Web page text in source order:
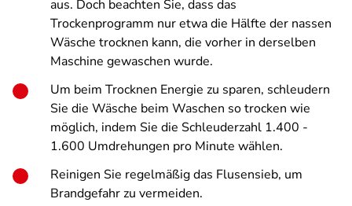
aus. Doch beachten Sie, dass das
Trockenprogramm nur etwa die Hälfte der nassen
Wäsche trocknen kann, die vorher in derselben
Maschine gewaschen wurde.
Um beim Trocknen Energie zu sparen, schleudern
Sie die Wäsche beim Waschen so trocken wie
möglich, indem Sie die Schleuderzahl 1.400 -
1.600 Umdrehungen pro Minute wählen.
Reinigen Sie regelmäßig das Flusensieb, um
Brandgefahr zu vermeiden.